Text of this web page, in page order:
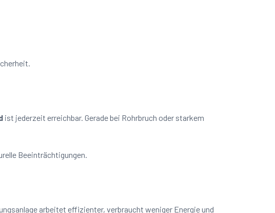
ist jederzeit erreichbar. Gerade bei Rohrbruch oder starkem
Beeinträchtigungen.
arbeitet effizienter, verbraucht weniger Energie und